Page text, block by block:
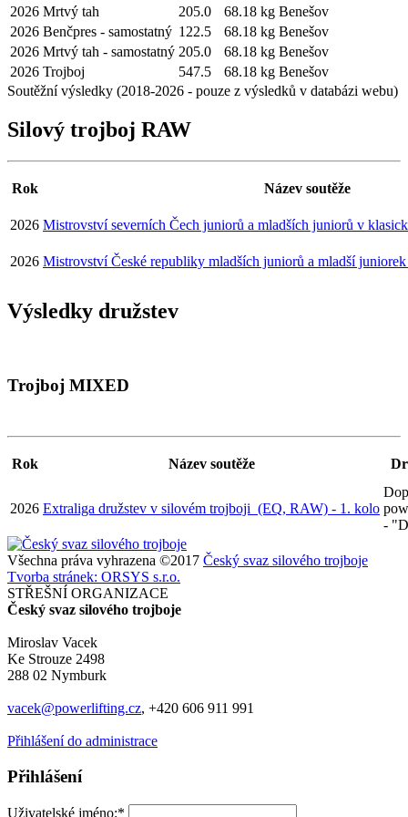
2026 Mrtvý tah 205.0 68.18 kg Benešov
2026 Benčpres - samostatný 122.5 68.18 kg Benešov
2026 Mrtvý tah - samostatný 205.0 68.18 kg Benešov
2026 Trojboj 547.5 68.18 kg Benešov
Soutěžní výsledky (2018-2026 - pouze z výsledků v databázi webu)
Silový trojboj RAW
Rok Název soutěže
2026 Mistrovství severních Čech juniorů a mladších juniorů v
2026 Mistrovství České republiky mladších juniorů a mladší
Výsledky družstev
Trojboj MIXED
Rok Název soutěže
2026 Extraliga družstev v silovém trojboji (EQ, RAW) - 1. kolo
-
Všechna práva vyhrazena ©2017 Český svaz silového trojboje
Tvorba stránek: ORSYS s.r.o.
STŘEŠNÍ ORGANIZACE
Český svaz silového trojboje
Miroslav Vacek
Ke Strouze 2498
288 02 Nymburk
vacek@powerlifting.cz, +420 606 911 991
Přihlášení do administrace
Přihlášení
Uživatelské jméno:*